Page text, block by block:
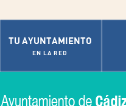
TU AYUNTAMIENTO
EN LA RED